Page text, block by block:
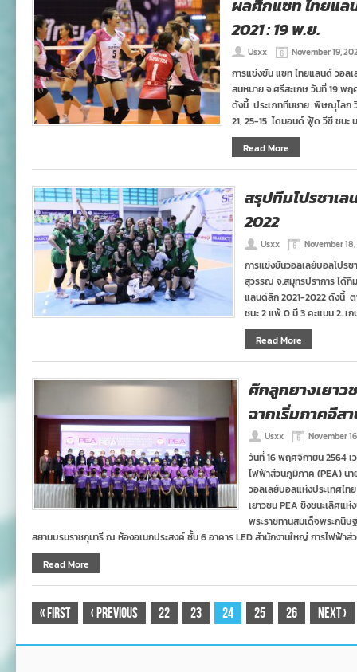
ผลศึกแซท ไทยแล
2021 : 19 พ.ย.
Usxx November 19,
การแข่งขัน แซท ไทยแลนด์ วอล
สมหมาย จ.ศรีสะเกษ วันที่ 19 พ
ดังนี้ ประเภททีมชาย พิษณุโลก
21, 25-15 ไดมอนด์ ฟู้ด วีซี ชนะ
Read More
สรุปทีมโปรชาเ
2022
Usxx November
การแข่งขันวอลเลย์บอลโปรช
สุวรรณ จ.สมุทรปราการ ได้ที
แลนด์ลีก 2021-2022 ดังนี้ ต
ชนะ 2 แพ้ 0 มี 3 คะแนน 2. เ
Read More
ศึกลูกยางเยาว
ฉากเริ่มภาคอีส
Usxx November
วันที่ 16 พฤศจิกายน 2564 เ
ไฟฟ้าส่วนภูมิภาค (PEA) น
วอลเลย์บอลแห่งประเทศไท
เยาวชน PEA ชิงชนะเลิศแห่
พระราชทานสมเด็จพระกนิษ
สยามบรมราชกุมารี ณ ห้องอเนกประสงค์ ชั้น 6 อาคาร LED สำนักงานใหญ่ การไฟฟ้
Read More
« First ‹ Previous 22 23 24 25 26 Next›